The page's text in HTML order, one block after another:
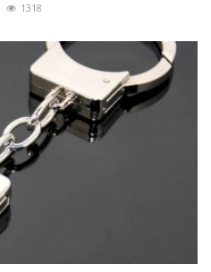
1318